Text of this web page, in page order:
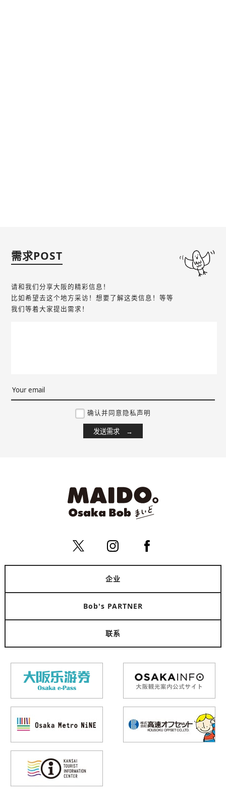
需求POST
请和我们分享大阪的精彩信息！
比如希望去这个地方采访！想要了解这类信息！等等
我们等着大家提出需求！
确认并同意隐私声明
企业
Bob's PARTNER
联系